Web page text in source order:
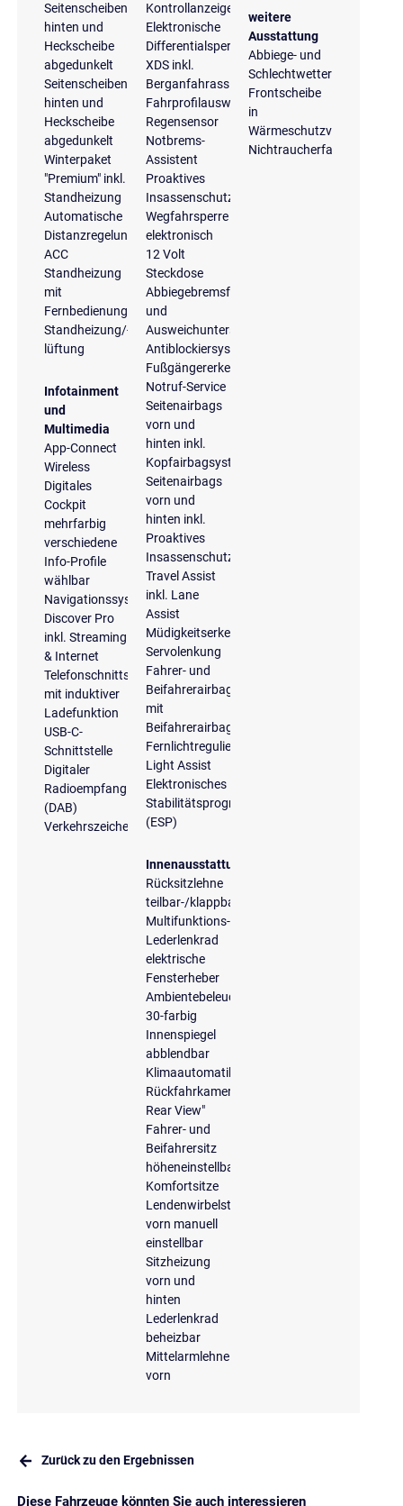
Seitenscheiben
hinten und
Heckscheibe
abgedunkelt
Seitenscheiben
hinten und
Heckscheibe
abgedunkelt
Winterpaket
"Premium" inkl.
Standheizung
Automatische
Distanzregelung
ACC
Standheizung
mit
Fernbedienung
Standheizung/-
lüftung
Infotainment
und
Multimedia
App-Connect
Wireless
Digitales
Cockpit
mehrfarbig
verschiedene
Info-Profile
wählbar
Navigationssystem
Discover Pro
inkl. Streaming
& Internet
Telefonschnittstelle
mit induktiver
Ladefunktion
USB-C-
Schnittstelle
Digitaler
Radioempfang
(DAB)
Verkehrszeichenerkennung
Kontrollanzeige
Elektronische
Differentialsperre
XDS inkl.
Berganfahrassistent
Fahrprofilauswahl
Regensensor
Notbrems-
Assistent
Proaktives
Insassenschutzsystem
Wegfahrsperre
elektronisch
12 Volt
Steckdose
Abbiegebremsfunktion
und
Ausweichunterstützung
Antiblockiersystem
Fußgängererkennung
Notruf-Service
Seitenairbags
vorn und
hinten inkl.
Kopfairbagsystem
Seitenairbags
vorn und
hinten inkl.
Proaktives
Insassenschutzsystem
Travel Assist
inkl. Lane
Assist
Müdigkeitserkennung
Servolenkung
Fahrer- und
Beifahrerairbag
mit
Beifahrerairbagdeaktivierung
Fernlichtregulierung
Light Assist
Elektronisches
Stabilitätsprogramm
(ESP)
Innenausstattung
Rücksitzlehne
teilbar-/klappbar
Multifunktions-
Lederlenkrad
elektrische
Fensterheber
Ambientebeleuchtung
30-farbig
Innenspiegel
abblendbar
Klimaautomatik
Rückfahrkamera
Rear View"
Fahrer- und
Beifahrersitz
höheneinstellbar
Komfortsitze
Lendenwirbelstütze
vorn manuell
einstellbar
Sitzheizung
vorn und
hinten
Lederlenkrad
beheizbar
Mittelarmlehne
vorn
weitere
Ausstattung
Abbiege- und
Schlechtwetterlicht
Frontscheibe
in
Wärmeschutzverglasung
Nichtraucherfahrzeug
Zurück zu den Ergebnissen
Diese Fahrzeuge könnten Sie auch interessieren